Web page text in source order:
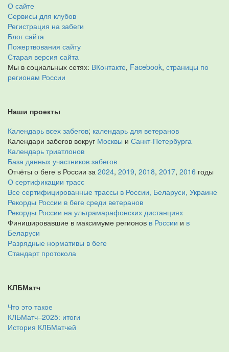
О сайте
Сервисы для клубов
Регистрация на забеги
Блог сайта
Пожертвования сайту
Старая версия сайта
Мы в социальных сетях: ВКонтакте, Facebook, страницы по
регионам России
Наши проекты
Календарь всех забегов; календарь для ветеранов
Календари забегов вокруг Москвы и Санкт-Петербурга
Календарь триатлонов
База данных участников забегов
Отчёты о беге в России за 2024, 2019, 2018, 2017, 2016 годы
О сертификации трасс
Все сертифицированные трассы в России, Беларуси, Украине
Рекорды России в беге среди ветеранов
Рекорды России на ультрамарафонских дистанциях
Финишировавшие в максимуме регионов в России и в
Беларуси
Разрядные нормативы в беге
Стандарт протокола
КЛБМатч
Что это такое
КЛБМатч–2025: итоги
История КЛБМатчей